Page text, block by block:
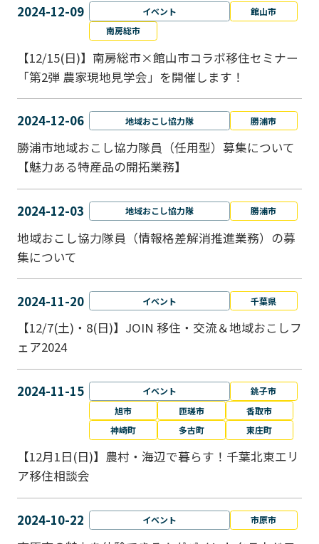
2024-12-09 イベント
館山市
南房総市
【12/15(日)】南房総市×館山市コラボ移住セミナー
「第2弾 農家現地見学会」を開催します！
2024-12-06 地域おこし協力隊 勝浦市
勝浦市地域おこし協力隊員（任用型）募集について
【魅力ある特産品の開拓業務】
2024-12-03 地域おこし協力隊 勝浦市
地域おこし協力隊員（情報格差解消推進業務）の募
集について
2024-11-20 イベント 千葉県
【12/7(土)・8(日)】JOIN 移住・交流＆地域おこしフ
ェア2024
2024-11-15 イベント
銚子市
旭市
匝瑳市
香取市
神崎町
多古町 東庄町
【12月1日(日)】農村・海辺で暮らす！千葉北東エリ
ア移住相談会
2024-10-22 イベント 市原市